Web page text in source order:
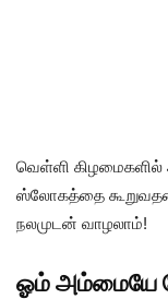
வெள்ளி
ஸ்லோகத்தை
நலமுடன் வாழலாம்!
ஓம் அம்மையே